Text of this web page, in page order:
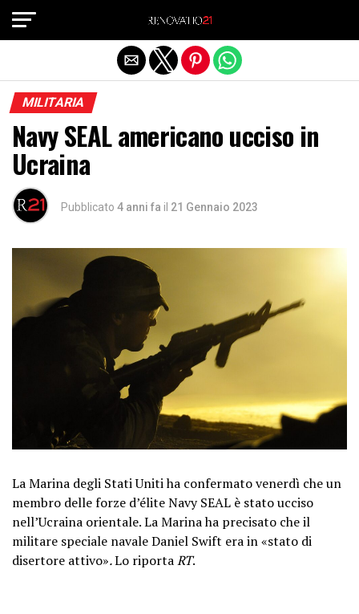
MILITARIA
Navy SEAL americano ucciso in
Ucraina
Pubblicato 4 anni fa il 21 Gennaio 2023
La Marina degli Stati Uniti ha confermato venerdì che un
membro delle forze d’élite Navy SEAL è stato ucciso
nell’Ucraina orientale. La Marina ha precisato che il
militare speciale navale Daniel Swift era in «stato di
disertore attivo».Lo riportaRT.
Exit mobile version